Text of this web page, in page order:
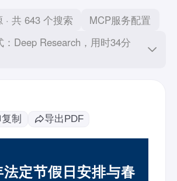
· 共 643 个搜索
MCP服务配置
Deep Research，用时34分
复制 导出PDF